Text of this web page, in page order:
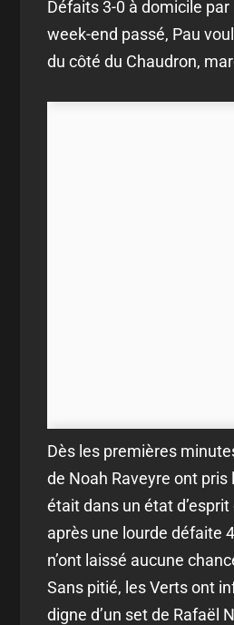
Défaits 3-0 à domicile par
week-end passé, Pau
du côté du Chaudron,
Dès les premières
de Noah Raveyre ont pris
était dans un état
après une lourde défaite
n’ont laissé aucune
Sans pitié, les Verts ont
digne d’un set de Rafaël